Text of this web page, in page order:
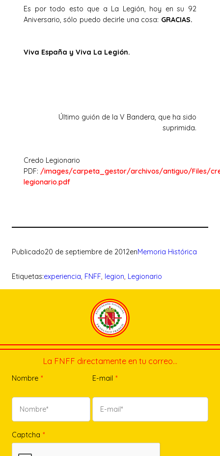
Es por todo esto que a La Legión, hoy en su 92
Aniversario, sólo puedo decirle una cosa: GRACIAS.
Viva España y Viva La Legión.
Último guión de la V Bandera, que ha sido
suprimida.
Credo Legionario
PDF: /images/carpeta_gestor/archivos/antiguo/Files/
legionario.pdf
Publicado20 de septiembre de 2012enMemoria Histórica
Etiquetas:experiencia, FNFF, legion, Legionario
La FNFF directamente en tu correo…
Nombre * E-mail *
Captcha *